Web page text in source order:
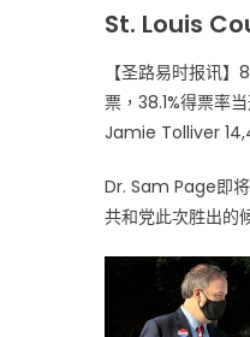
St. Louis
【圣路易时报讯
票，38.1%得票率
Jamie Tolliver
Dr. Sam Page即
共和党此次胜出的
Lu Team 卢长志